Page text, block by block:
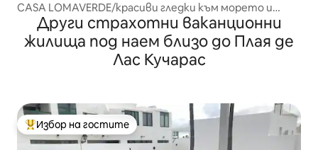
CASA LOMAVERDE/красиви гледки към морето и
басейна
Други страхотни ваканционни
жилища под наем близо до Плая де
Лас Кучарас
Най-популярен избор на гостите
Избор на гостите